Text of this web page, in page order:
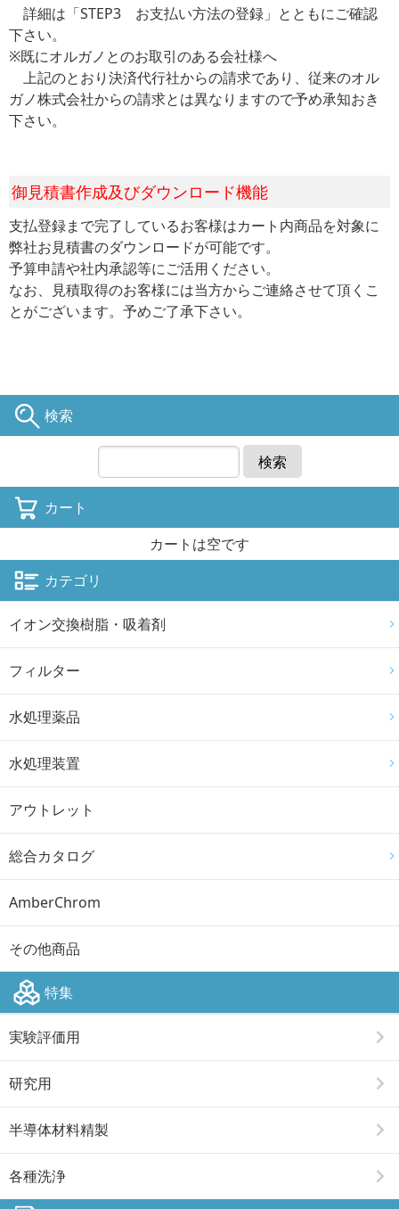
詳細は「STEP3 お支払い方法の登録」とともにご確認
下さい。
※既にオルガノとのお取引のある会社様へ
上記のとおり決済代行社からの請求であり、従来のオル
ガノ株式会社からの請求とは異なりますので予め承知おき
下さい。
御見積書作成及びダウンロード機能
支払登録まで完了しているお客様はカート内商品を対象に
弊社お見積書のダウンロードが可能です。
予算申請や社内承認等にご活用ください。
なお、見積取得のお客様には当方からご連絡させて頂くこ
とがございます。予めご了承下さい。
検索
検索
カート
カートは空です
カテゴリ
イオン交換樹脂・吸着剤
フィルター
水処理薬品
水処理装置
アウトレット
総合カタログ
AmberChrom
その他商品
特集
実験評価用
研究用
半導体材料精製
各種洗浄